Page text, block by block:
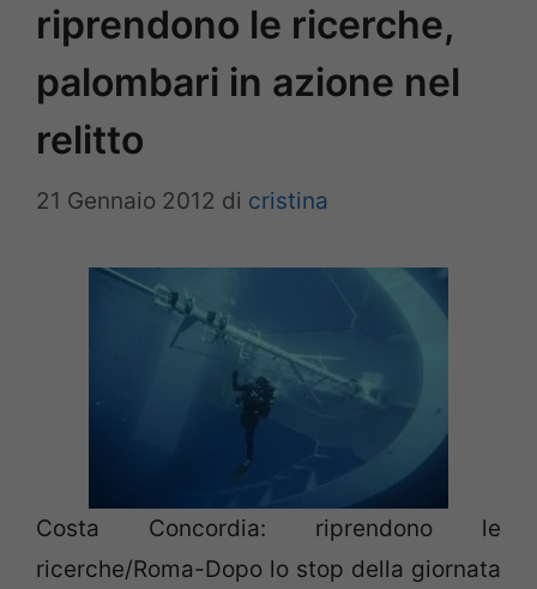
riprendono le ricerche,
palombari in azione nel
relitto
21 Gennaio 2012 di cristina
Costa Concordia: riprendono le
ricerche/Roma-Dopo lo stop della giornata